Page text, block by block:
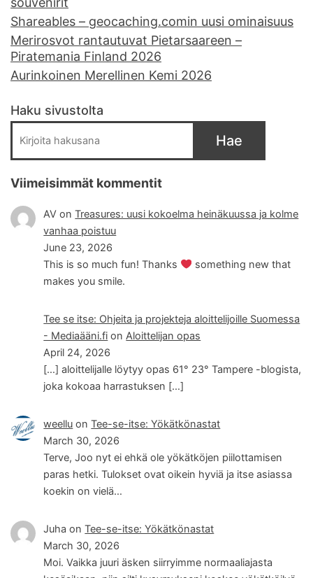
Shareables – geocaching.comin uusi ominaisuus
Merirosvot rantautuvat Pietarsaareen –
Piratemania Finland 2026
Aurinkoinen Merellinen Kemi 2026
Haku sivustolta
Hae
Viimeisimmät kommentit
AV onTreasures: uusi kokoelma heinäkuussa ja kolme
vanhaa poistuu
June 23, 2026
This is so much fun! Thanks
something new that
makes you smile.
Tee se itse: Ohjeita ja projekteja aloittelijoille Suomessa
- Mediaääni.fi on Aloittelijan opas
April 24, 2026
[…] aloittelijalle löytyy opas 61° 23° Tampere -blogista,
joka kokoaa harrastuksen […]
weellu onTee-se-itse: Yökätkönastat
March 30, 2026
Terve, Joo nyt ei ehkä ole yökätköjen piilottamisen
paras hetki. Tulokset ovat oikein hyviä ja itse asiassa
koekin on vielä…
Juha onTee-se-itse: Yökätkönastat
March 30, 2026
Moi. Vaikka juuri äsken siirryimme normaaliajasta